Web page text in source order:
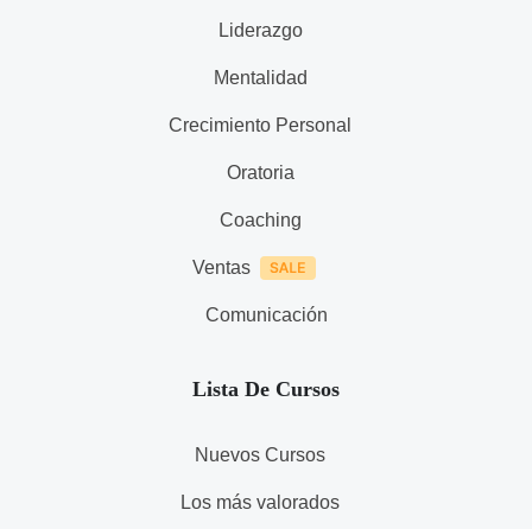
Liderazgo
Mentalidad
Crecimiento Personal
Oratoria
Coaching
Ventas
Comunicación
Lista De Cursos
Nuevos Cursos
Los más valorados